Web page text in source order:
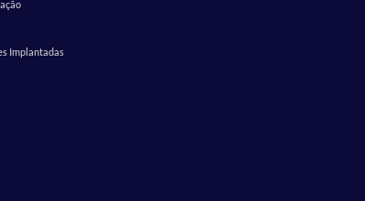
Implantadas